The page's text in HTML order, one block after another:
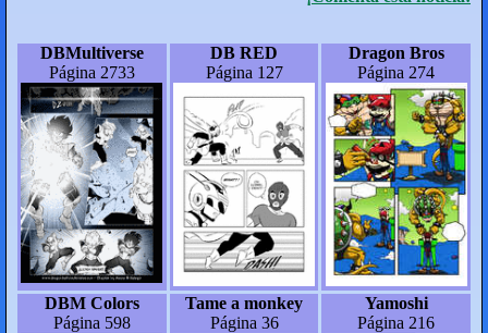
DBMultiverse
Página 2733
DB RED
Página 127
Dragon Bros
Página 274
DBM Colors
Página 598
Tame a monkey
Página 36
Yamoshi
Página 216